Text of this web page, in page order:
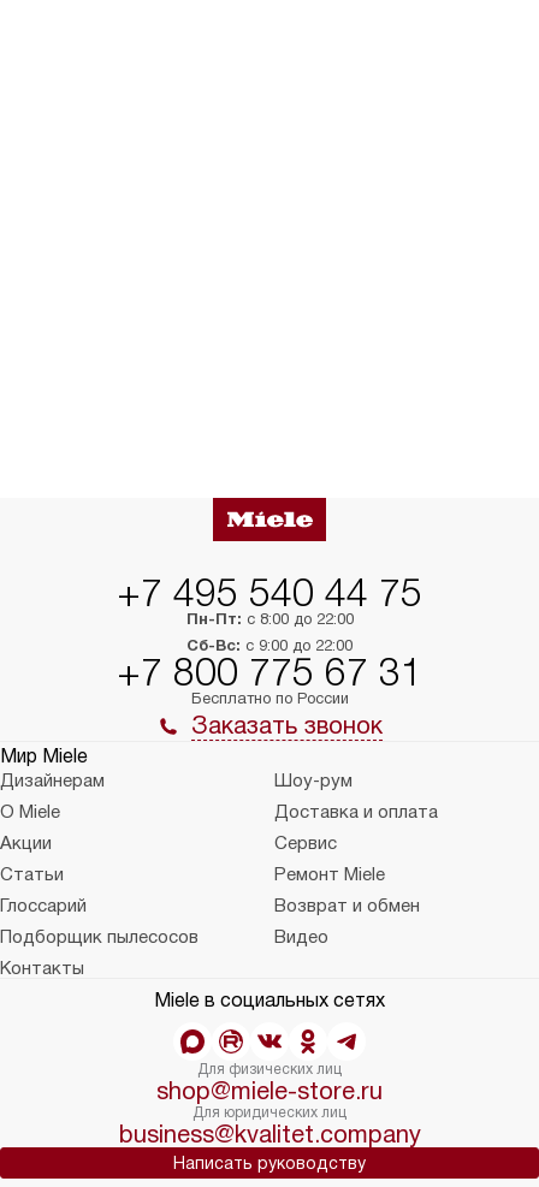
+7 495 540 44 75
Пн-Пт: с 8:00 до 22:00
Сб-Вс: с 9:00 до 22:00
+7 800 775 67 31
Бесплатно по России
Заказать звонок
Мир Miele
Дизайнерам
Шоу-рум
О Miele
Доставка и оплата
Акции
Сервис
Статьи
Ремонт Miele
Глоссарий
Возврат и обмен
Подборщик пылесосов
Видео
Контакты
Miele в социальных сетях
Для физических лиц
shop@miele-store.ru
Для юридических лиц
business@kvalitet.company
Написать руководству